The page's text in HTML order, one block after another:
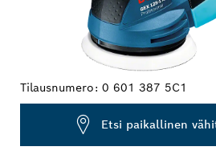
Tilausnumero: 0 601 387 5C1
Etsi paikallinen